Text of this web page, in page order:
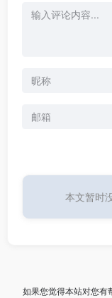
本文暂时
如果您觉得本站对您